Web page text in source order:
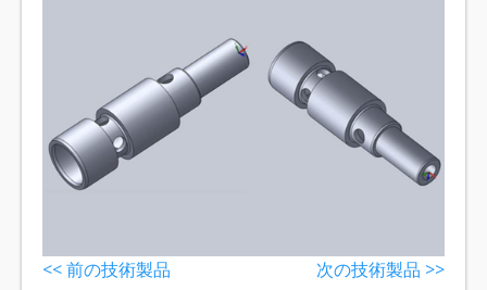
<< 前の技術製品 次の技術製品 >>